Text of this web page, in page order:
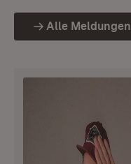
Alle Meldungen